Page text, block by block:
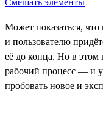
Может показаться, что
и пользователю
её до конца. Но в этом
рабочий процесс — и
пробовать новое и